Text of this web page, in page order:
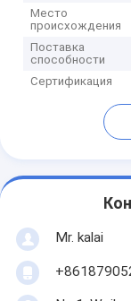
Место
происхождения
Поставка
способности
Сертификация
Mr. kalai